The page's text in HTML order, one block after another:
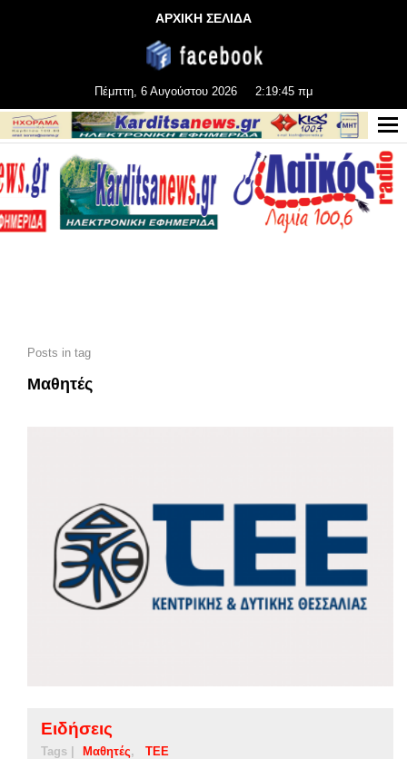
ΑΡΧΙΚΗ ΣΕΛΙΔΑ
Πέμπτη, 6 Αυγούστου 2026 2:19:47 πμ
Posts in tag
Μαθητές
Ειδήσεις
Tags | Μαθητές ΤΕΕ